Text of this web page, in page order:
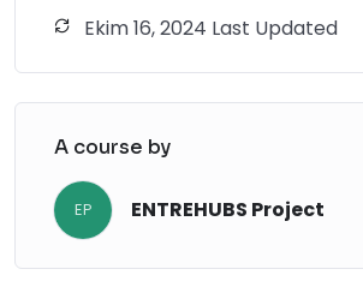
yaratılacağı konusunda
genel bakış sağlayarak ve
zihniyetleri teşvik etmedeki
vurgulayarak başlar.
yaratma için gerekli olan üç
incelemektedir: fikir ve
Ekim 16, 2024 Last Updated
A course by
EP ENTREHUBS Project